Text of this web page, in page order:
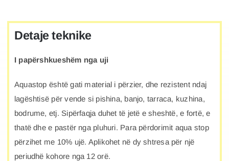
Detaje teknike
I papërshkueshëm nga uji
Aquastop është gati material i përzier, dhe rezistent ndaj
lagështisë për vende si pishina, banjo, tarraca, kuzhina,
bodrume, etj. Sipërfaqja duhet të jetë e sheshtë, e fortë, e
thatë dhe e pastër nga pluhuri. Para përdorimit aqua stop
përzihet me 10% ujë. Aplikohet në dy shtresa për një
periudhë kohore nga 12 orë.